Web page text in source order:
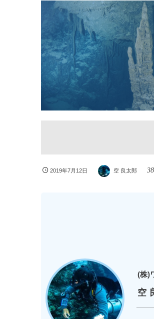
2019年7月12日 空 良太郎
(株)
空